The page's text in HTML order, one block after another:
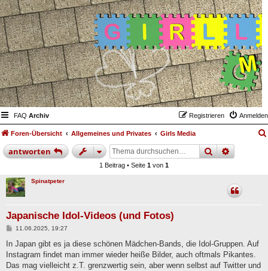
FAQ Archiv Anmelden
Registrieren
Foren-Übersicht Allgemeines und Privates Girls Media
antworten suche
1 Beitrag • Seite 1 von 1
Spinatpeter
Japanische Idol-Videos (und Fotos)
B
r
a
11.06.2025, 19:27
In Japan gibt es ja diese schönen Mädchen-Bands, die Idol-Gruppen. Auf
Instagram findet man immer wieder heiße Bilder, auch oftmals Pikantes.
Das mag vielleicht z.T. grenzwertig sein, aber wenn selbst auf Twitter und